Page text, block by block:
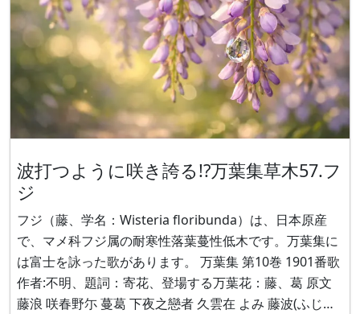
波打つように咲き誇る!?万葉集草木57.フ
ジ
フジ（藤、学名：Wisteria floribunda）は、日本原産
で、マメ科フジ属の耐寒性落葉蔓性低木です。万葉集に
は富士を詠った歌があります。 万葉集 第10巻 1901番歌
作者:不明、題詞：寄花、登場する万葉花：藤、葛 原文
藤浪 咲春野尓 蔓葛 下夜之戀者 久雲在 よみ 藤波(ふじな